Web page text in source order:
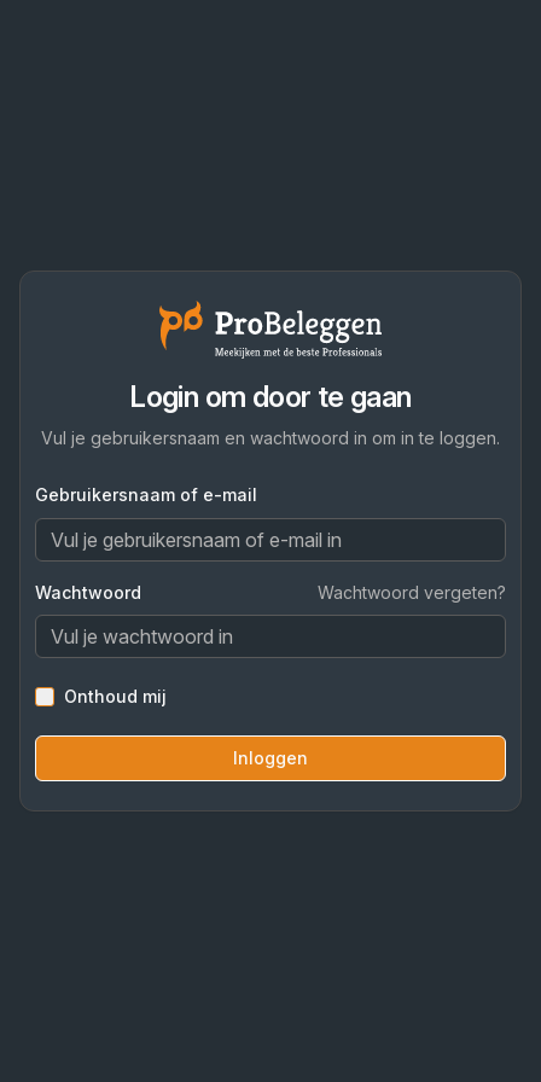
Login om door te gaan
Vul je gebruikersnaam en wachtwoord in om in te loggen.
Gebruikersnaam of e-mail
Wachtwoord Wachtwoord vergeten?
Onthoud mij
Inloggen